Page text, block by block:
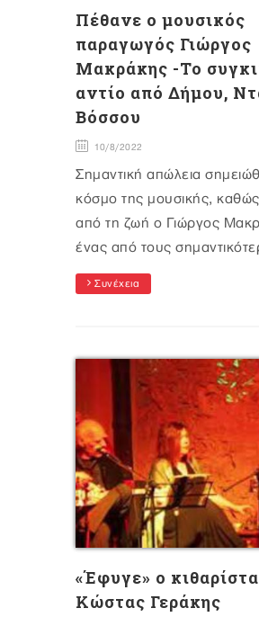
Πέθανε ο μουσικός
παραγωγός Γιώργος
Μακράκης -Το
αντίο από Δήμου,
Βόσσου
10/8/2022
Σημαντική απώλεια
κόσμο της μουσικής,
από τη ζωή ο Γιώργος
ένας από τους
Συνέχεια
«Έφυγε» ο
Κώστας Γεράκης